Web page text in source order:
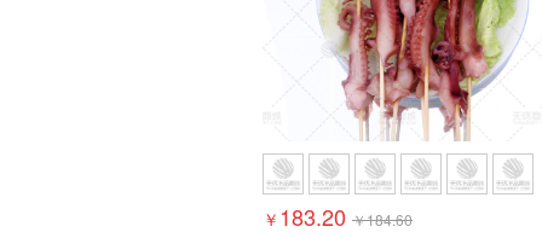
￥ 183.20 ￥184.60